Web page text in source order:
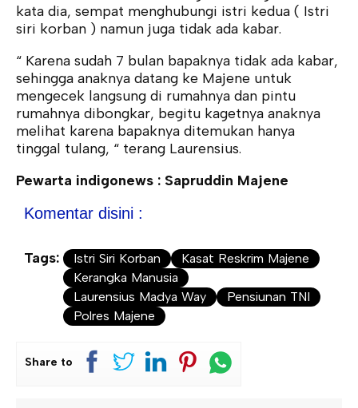
kata dia, sempat menghubungi istri kedua ( Istri
siri korban ) namun juga tidak ada kabar.
“ Karena sudah 7 bulan bapaknya tidak ada kabar,
sehingga anaknya datang ke Majene untuk
mengecek langsung di rumahnya dan pintu
rumahnya dibongkar, begitu kagetnya anaknya
melihat karena bapaknya ditemukan hanya
tinggal tulang, “ terang Laurensius.
Pewarta indigonews : Sapruddin Majene
Komentar disini :
Tags: Istri Siri Korban
Kasat Reskrim Majene
Kerangka Manusia
Laurensius Madya Way
Pensiunan TNI
Polres Majene
Share to